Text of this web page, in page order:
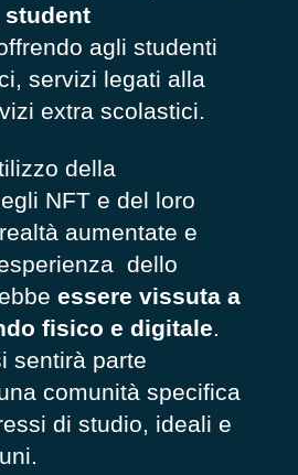
student
agli studenti
servizi legati alla
extra scolastici.
della
NFT e del loro
aumentate e
dello
essere vissuta a
fisico e digitale.
sentirà parte
comunità specifica
di studio, ideali e